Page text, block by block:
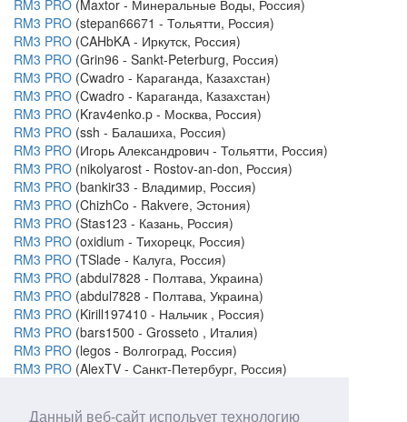
Данный веб-сайт испольует технологию
RM3 PRO (Maxtor - Минеральные Воды, Россия)
RM3 PRO (stepan66671 - Тольятти, Россия)
RM3 PRO (CAHbKA - Иркутск, Россия)
RM3 PRO (Grin96 - Sankt-Peterburg, Россия)
RM3 PRO (Cwadro - Караганда, Казахстан)
RM3 PRO (Cwadro - Караганда, Казахстан)
RM3 PRO (Krav4enko.p - Москва, Россия)
RM3 PRO (ssh - Балашиха, Россия)
RM3 PRO (Игорь Александрович - Тольятти, Россия)
RM3 PRO (nikolyarost - Rostov-an-don, Россия)
RM3 PRO (bankir33 - Владимир, Россия)
RM3 PRO (ChizhCo - Rakvere, Эстония)
RM3 PRO (Stas123 - Казань, Россия)
RM3 PRO (oxidium - Тихорецк, Россия)
RM3 PRO (TSlade - Калуга, Россия)
RM3 PRO (abdul7828 - Полтава, Украина)
RM3 PRO (abdul7828 - Полтава, Украина)
RM3 PRO (Kirill197410 - Нальчик , Россия)
RM3 PRO (bars1500 - Grosseto , Италия)
RM3 PRO (legos - Волгоград, Россия)
RM3 PRO (AlexTV - Санкт-Петербург, Россия)